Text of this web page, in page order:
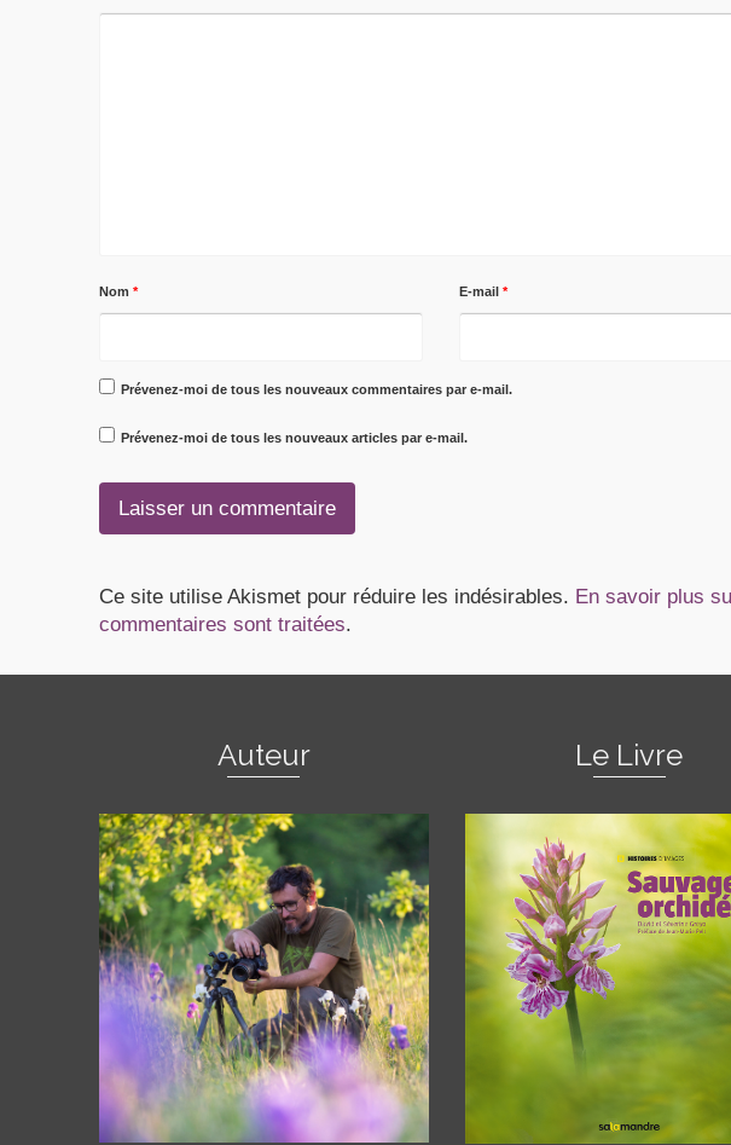
Nom* E-mail *
Prévenez-moi de tous les nouveaux commentaires par e-mail.
Prévenez-moi de tous les nouveaux articles par e-mail.
Ce site utilise Akismet pour réduire les indésirables. En savoir plus
commentaires sont traitées.
Auteur Le Livre